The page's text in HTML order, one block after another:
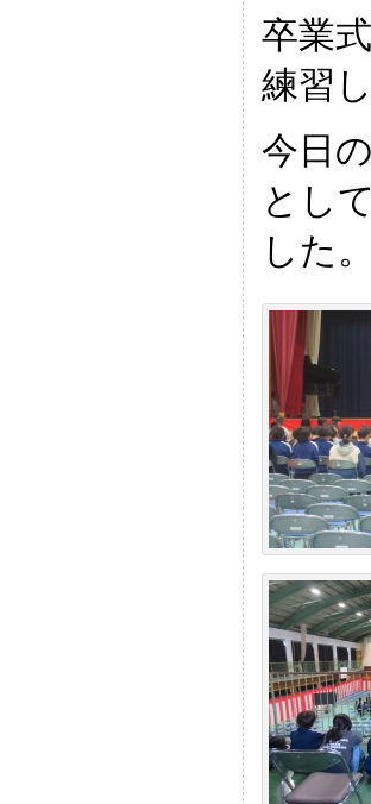
卒業
練習
今日
とし
した。